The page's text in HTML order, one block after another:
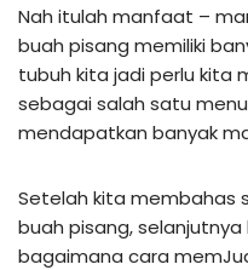
Nah itulah manfaat –
buah pisang memiliki
tubuh kita jadi perlu kita
sebagai salah satu
mendapatkan banyak
Setelah kita membahas
buah pisang,
bagaimana cara